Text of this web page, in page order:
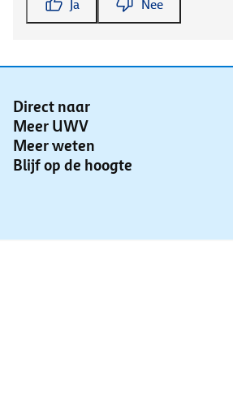
Ja Nee
Direct naar
Meer UWV
Meer weten
Blijf op de hoogte